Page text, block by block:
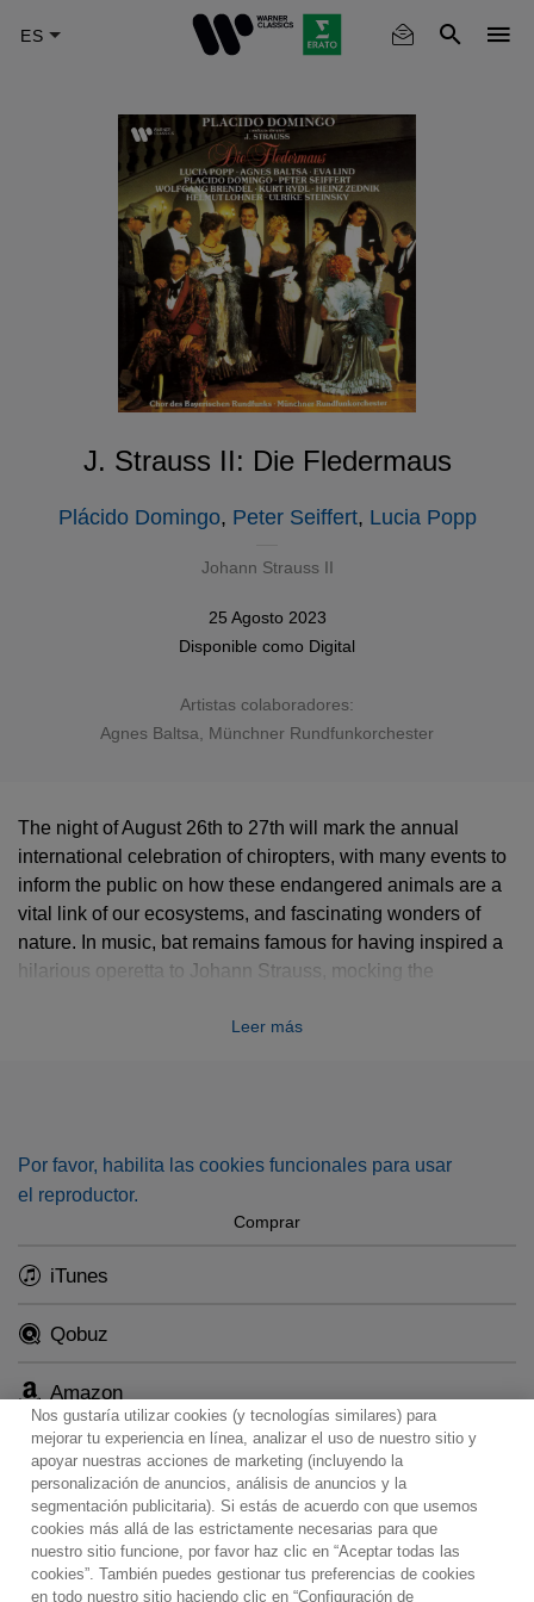
J. Strauss II: Die Fledermaus
Plácido Domingo, Peter Seiffert, Lucia Popp
Johann Strauss II
25 Agosto 2023
Disponible como Digital
Artistas colaboradores:
Agnes Baltsa
Münchner Rundfunkorchester
The night of August 26th to 27th will mark the annual
international celebration of chiropters, with many events to
inform the public on how these endangered animals are a
vital link of our ecosystems, and fascinating wonders of
nature. In music, bat remains famous for having inspired a
hilarious operetta to Johann Strauss, mocking the
Leer más
Por favor, habilita las cookies funcionales para usar
el reproductor.
Comprar
iTunes
Qobuz
Amazon
Contacto Boletin informativo
Términos de Uso
Política de Privacidad
Mapa web
Política de cookies
Ajustes de Cookies
Nos gustaría utilizar cookies (y tecnologías similares) para
mejorar tu experiencia en línea, analizar el uso de nuestro sitio y
apoyar nuestras acciones de marketing (incluyendo la
personalización de anuncios, análisis de anuncios y la
segmentación publicitaria). Si estás de acuerdo con que usemos
cookies más allá de las estrictamente necesarias para que
nuestro sitio funcione, por favor haz clic en “Aceptar todas las
cookies”. También puedes gestionar tus preferencias de cookies
en todo nuestro sitio haciendo clic en “Configuración de